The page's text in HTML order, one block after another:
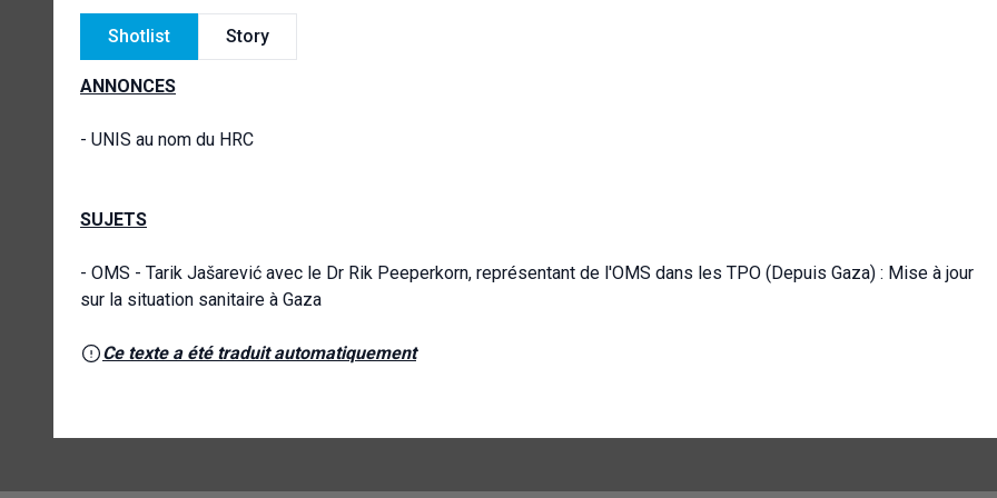
Shotlist Story
ANNONCES
- UNIS au nom du HRC
SUJETS
- OMS - Tarik Jašarević avec le Dr Rik Peeperkorn, représentant de l'OMS dans les TPO (Depuis Gaza) : Mise à jour
sur la situation sanitaire à Gaza
Ce texte a été traduit automatiquement